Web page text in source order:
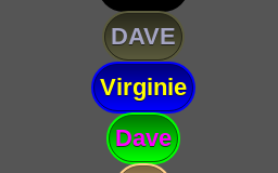
DAVE
Virginie
Dave